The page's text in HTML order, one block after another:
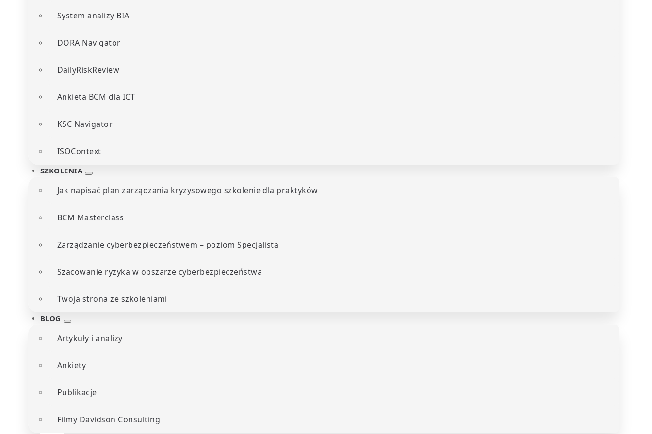
System analizy BIA
DORA Navigator
DailyRiskReview
Ankieta BCM dla ICT
KSC Navigator
ISOContext
SZKOLENIA
Jak napisać plan zarządzania kryzysowego szkolenie dla praktyków
BCM Masterclass
Zarządzanie cyberbezpieczeństwem – poziom Specjalista
Szacowanie ryzyka w obszarze cyberbezpieczeństwa
Twoja strona ze szkoleniami
BLOG
Artykuły i analizy
Ankiety
Publikacje
Filmy Davidson Consulting